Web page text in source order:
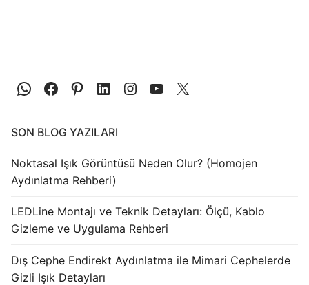
LED Modüller
Sabit Gerilim Şerit LED
Sabit Gerilim Çubuk LED
Sabit Akım Çubuk LED
LED Profilleri
SON BLOG YAZILARI
Noktasal Işık Görüntüsü Neden Olur? (Homojen
Aydınlatma Rehberi)
LEDLine Montajı ve Teknik Detayları: Ölçü, Kablo
Gizleme ve Uygulama Rehberi
Dış Cephe Endirekt Aydınlatma ile Mimari Cephelerde
Gizli Işık Detayları